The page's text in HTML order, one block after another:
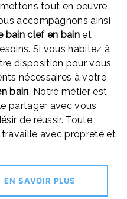
tout en oeuvre
accompagnons ainsi
bain clef en bain et
Si vous habitez à
disposition pour vous
nécessaires à votre
bain. Notre métier est
partager avec vous
de réussir. Toute
avec propreté et
EN SAVOIR PLUS